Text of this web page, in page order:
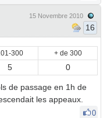
15 Novembre 2010
16
300 + de 300
5 0
de passage en 1h de
les appeaux.
0